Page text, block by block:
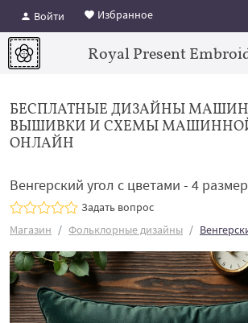
Войти Избранное
Royal Present
БЕСПЛАТНЫЕ ДИЗАЙНЫ
ВЫШИВКИ И СХЕМЫ
ОНЛАЙН
Венгерский угол с цветами - 4
Задать вопрос
Магазин
Фольклорные дизайны